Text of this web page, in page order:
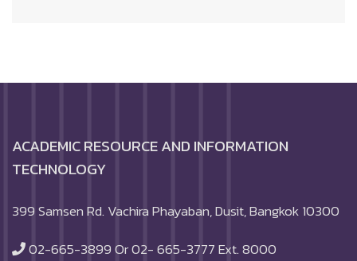
ACADEMIC RESOURCE AND INFORMATION
TECHNOLOGY
399 Samsen Rd. Vachira Phayaban, Dusit, Bangkok 10300
02-665-3899 Or 02- 665-3777 Ext. 8000